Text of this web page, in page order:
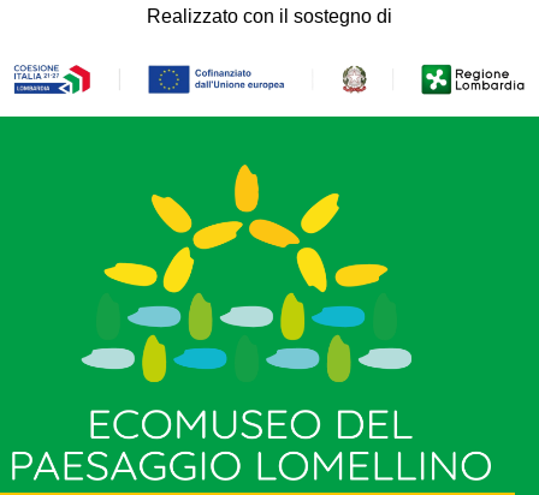
Realizzato con il sostegno di